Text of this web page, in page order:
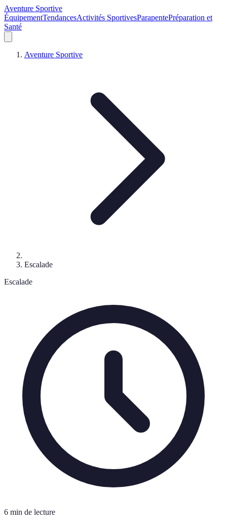
Aventure Sportive
ÉquipementTendancesActivités SportivesParapentePréparation et
Santé
Aventure Sportive
Escalade
Escalade
6 min de lecture